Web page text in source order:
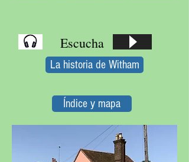
La historia de Witham
Índice y mapa
Escucha